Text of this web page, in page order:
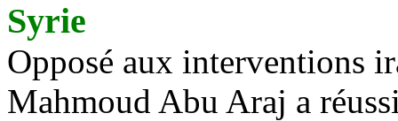
Syrie
Opposé aux interventions
Mahmoud Abu Araj a